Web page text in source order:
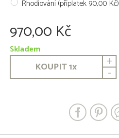
Rhodiování (příplatek 90,00 Kč)
970,00 Kč
Skladem
KOUPIT1x +
-